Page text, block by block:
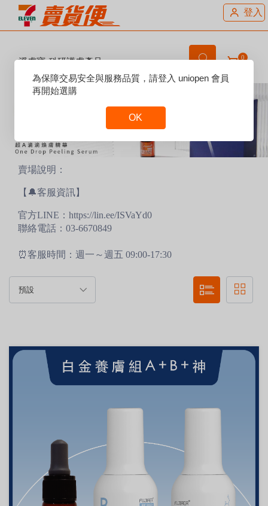
登入
淨膚寶-科研護膚產品 0
賣場說明：
【🔔客服資訊】
官方LINE：https://lin.ee/ISVaYd0
聯絡電話：03-6670849
⏰客服時間：週一～週五 09:00-17:30
Reset
Focus
為保障交易安全與服務品質，請登入 uniopen 會員
再開始選購
OK
Focus